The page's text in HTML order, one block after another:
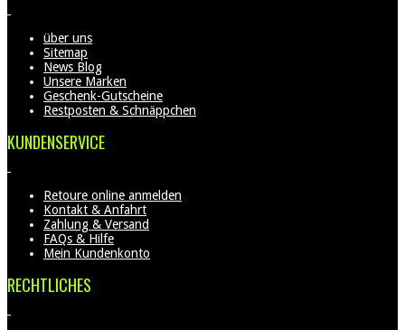
über uns
Sitemap
News Blog
Unsere Marken
Geschenk-Gutscheine
Restposten & Schnäppchen
KUNDENSERVICE
Retoure online anmelden
Kontakt & Anfahrt
Zahlung & Versand
FAQs & Hilfe
Mein Kundenkonto
RECHTLICHES